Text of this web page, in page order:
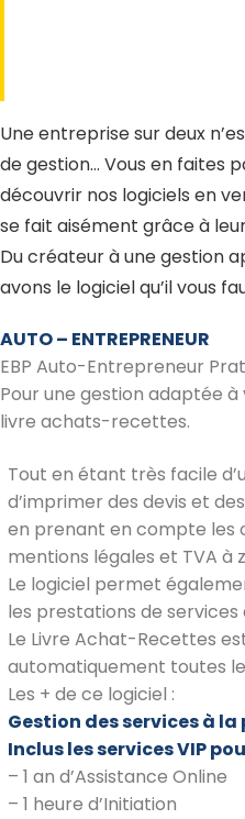
Une entreprise sur deux
de gestion… Vous en faites
découvrir nos logiciels en
se fait aisément grâce à
Du créateur à une gestion
avons le logiciel qu’il vous
AUTO – ENTREPRENEUR
EBP Auto-Entrepreneur
Pour une gestion adaptée
livre achats-recettes.
Tout en étant très facile
d’imprimer des devis et
en prenant en compte les
mentions légales et TVA à
Le logiciel permet
les prestations de services
Le Livre Achat-Recettes
automatiquement toutes
Les + de ce logiciel :
Gestion des services à la
Inclus les services VIP
– 1 an d’Assistance Online
– 1 heure d’Initiation